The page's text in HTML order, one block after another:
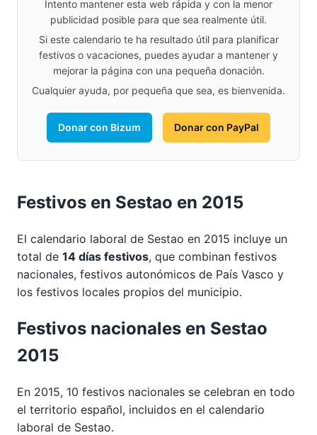
Intento mantener esta web rápida y con la menor
publicidad posible para que sea realmente útil.
Si este calendario te ha resultado útil para planificar
festivos o vacaciones, puedes ayudar a mantener y
mejorar la página con una pequeña donación.
Cualquier ayuda, por pequeña que sea, es bienvenida.
Donar con Bizum Donar con PayPal
Festivos en Sestao en 2015
El calendario laboral de Sestao en 2015 incluye un
total de 14 días festivos, que combinan festivos
nacionales, festivos autonómicos de País Vasco y
los festivos locales propios del municipio.
Festivos nacionales en Sestao
2015
En 2015, 10 festivos nacionales se celebran en todo
el territorio español, incluidos en el calendario
laboral de Sestao.